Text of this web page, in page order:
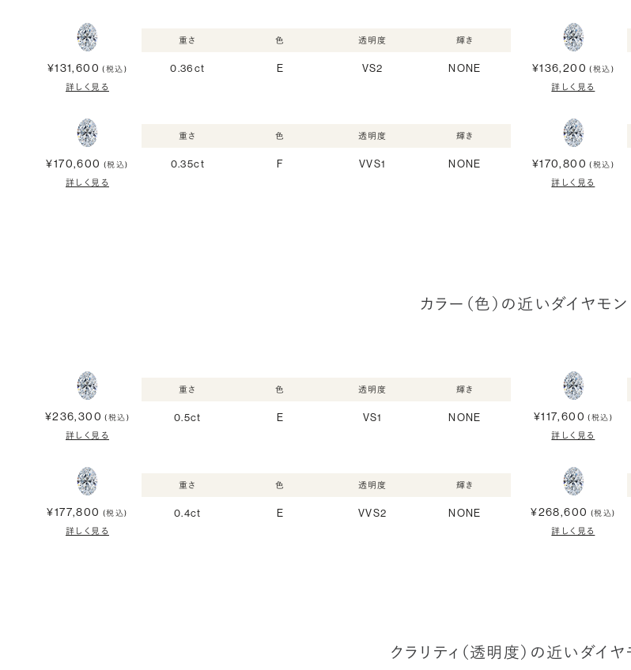
¥131,600 (税込)
詳しく見る
重さ
0.36ct
色
E
透明度
VS2
輝き
NONE ¥136,200 (税込)
詳しく見る
¥170,600 (税込)
詳しく見る
重さ
0.35ct
色
F
透明度
VVS1
輝き
NONE ¥170,800 (税込)
詳しく見る
カラー（色）の近いダイヤモン
¥236,300 (税込)
詳しく見る
重さ
0.5ct
色
E
透明度
VS1
輝き
NONE ¥117,600 (税込)
詳しく見る
¥177,800 (税込)
詳しく見る
重さ
0.4ct
色
E
透明度
VVS2
輝き
NONE ¥268,600 (税込)
詳しく見る
クラリティ（透明度）の近いダイヤ